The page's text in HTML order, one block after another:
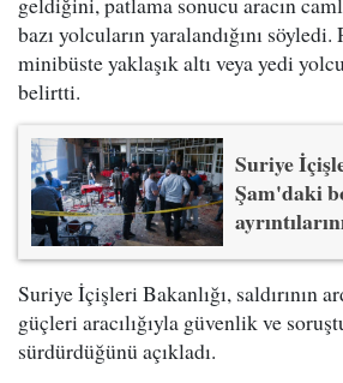
bazı yolcuların yaralandığını söyledi.
minibüste yaklaşık altı veya yedi
belirtti.
Suriye
Şam'daki
Suriye İçişleri Bakanlığı, saldırının
güçleri aracılığıyla güvenlik ve
sürdürdüğünü açıkladı.